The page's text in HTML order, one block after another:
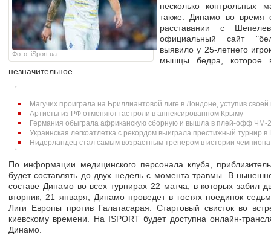
Фото: iSport.ua
несколько
также: Динамо во время
расставании с
официальный сайт
выявило у 25-летнего
мышцы бедра, которое
незначительное.
Магучих проиграла на Бриллиантовой лиге в Лондоне, уступив своей
Артисты из РФ отменяют гастроли в аннексированном Крыму
Германия обыграла африканскую сборную и вышла в плей-офф ЧМ-
Украинская легкоатлетка с рекордом выиграла престижный турнир в
Нидерландец стал самым возрастным тренером в истории
По информации медицинского персонала клуба,
будет составлять до двух недель с момента травмы. В
составе Динамо во всех турнирах 22 матча, в которых забил
вторник, 21 января, Динамо проведет в гостях поединок
Лиги Европы против Галатасарая. Стартовый свисток во
киевскому времени. На ISPORT будет доступна онлайн-
Динамо.